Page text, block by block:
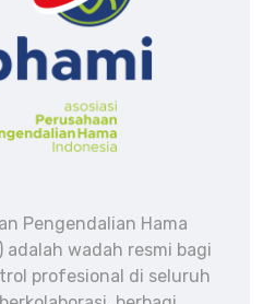
Pengendalian Hama
adalah wadah resmi bagi
profesional di seluruh